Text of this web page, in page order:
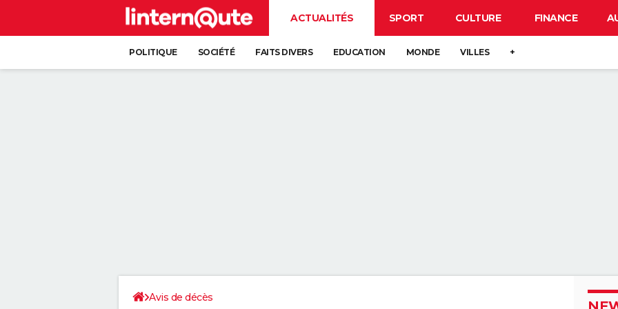
ACTUALITÉS SPORT CULTURE FINANCE
POLITIQUE SOCIÉTÉ FAITS DIVERS EDUCATION MONDE VILLES +
Avis de décès